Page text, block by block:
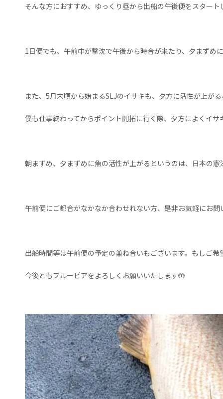
そんな方におすすめ、ゆっくり昼から出船の午後便をスタート
1日便でも、午前中が撃沈で午後から時合が来たり、夕まずめ
また、5月末頃から始まるSLJのイサキも、夕方に活性が上が
僕も仕事終わってからポイント開拓に行く際、夕方によくイ
朝まずめ、夕まずめに魚の活性が上がるというのは、日本の憲
午前便にご都合がなかなか合わせれない方、是非お気軽にお
出船時間等は午前便の予定の兼ね合いもございます。もしご
今後ともブルーピアをよろしくお願いいたします🤲